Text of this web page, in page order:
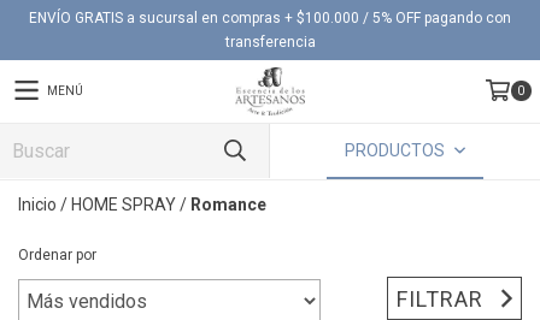
ENVÍO GRATIS a sucursal en compras + $100.000 / 5% OFF pagando con
transferencia
MENÚ 0
PRODUCTOS
Inicio / HOME SPRAY/ Romance
Ordenar por
FILTRAR